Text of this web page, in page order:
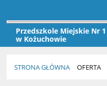
Przedszkole Miejskie Nr 1
w Kożuchowie
STRONA GŁÓWNA OFERTA